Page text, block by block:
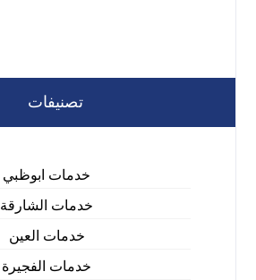
تصنيفات
خدمات ابوظبي
خدمات الشارقة
خدمات العين
خدمات الفجيرة